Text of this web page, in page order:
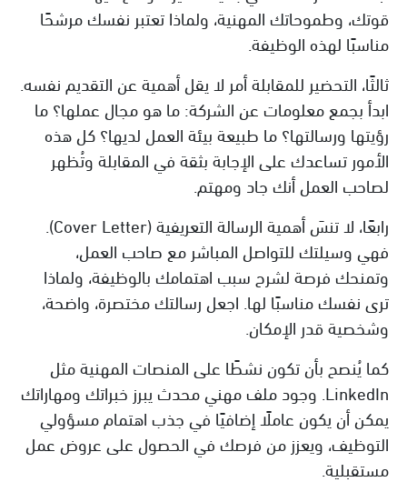
قوتك، وطموحاتك المهنية، ولماذا تعتبر نفسك مرشحًا
مناسبًا لهذه الوظيفة.
ثالثًا، التحضير للمقابلة أمر لا يقل أهمية عن التقديم نفسه.
ابدأ بجمع معلومات عن الشركة: ما هو مجال عملها؟ ما
رؤيتها ورسالتها؟ ما طبيعة بيئة العمل لديها؟ كل هذه
الأمور تساعدك على الإجابة بثقة في المقابلة وتُظهر
لصاحب العمل أنك جاد ومهتم.
رابعًا، لا تنسَ أهمية الرسالة التعريفية (Cover Letter).
فهي وسيلتك للتواصل المباشر مع صاحب العمل،
وتمنحك فرصة لشرح سبب اهتمامك بالوظيفة، ولماذا
ترى نفسك مناسبًا لها. اجعل رسالتك مختصرة، واضحة،
وشخصية قدر الإمكان.
كما يُنصح بأن تكون نشطًا على المنصات المهنية مثل
LinkedIn. وجود ملف مهني محدث يبرز خبراتك ومهاراتك
يمكن أن يكون عاملًا إضافيًا في جذب اهتمام مسؤولي
التوظيف، ويعزز من فرصك في الحصول على عروض عمل
مستقبلية.